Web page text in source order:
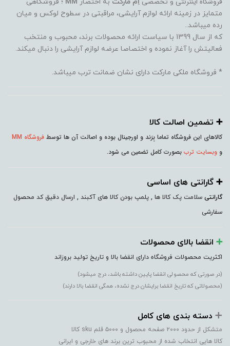
متمایز در زمینه ارائه لوازم آرایشی، مراقبتی در سطوح لوکس و میان
رده میباشد..
که از سال 1399 با سیاست ارائه محصولات برند، محبوب و منتخب
فعالیتش را آغاز نموده و اختصاصا عرضه لوازم آرایشی را دنبال میکند.
* فروشگاه ملکی مارکت دارای نشان ضمانت ترب میباشد.
➕️ تضمین اصالت کالا
کالاهای این فروشگاه تماما بِرَند و اورجینال بوده و اصالت آن ها توسط فروشگاه MM
و وبسایت ترب بصورت کامل تضمین می شود.
➕️ گارانتی های اساسی
گارانتی سلامت پک کالا ها , پلمپ بودن کالا های آکبند , ارسال دقیق کد محصول
سفارشی
➕️ انقضا بالای محصولات
اکثریت محصولات فروشگاه دارای انقضا بالا و تاریخ تولید بروزاند
(در صورتی که محصولی انقضا پایین داشته باشد، درج میشود)
(محصولاتی که تاریخ انقضا برایشان درج نشده، همگی انقضا بالا دارند)
➕️ دسته بندی های کامل
متشکل از حدود ۲۰۰۰ صفحه محصول و ۵۰۰۰ قلم sku کالا
کالا هایی انتخاب شده از محبوب ترین برند های خارجی و ایرانی